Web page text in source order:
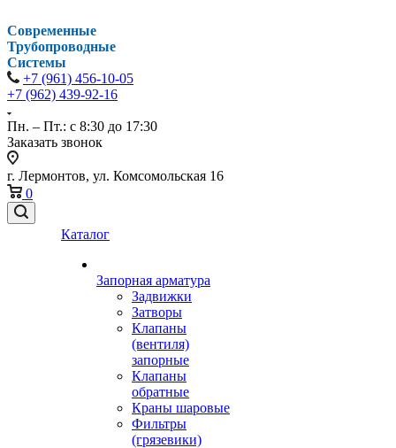
Современные
Трубопроводные
Системы
+7 (961) 456-10-05
+7 (962) 439-92-16
Пн. – Пт.: с 8:30 до 17:30
Заказать звонок
г. Лермонтов, ул. Комсомольская 16
0
Каталог
Запорная арматура
Задвижки
Затворы
Клапаны
(вентиля)
запорные
Клапаны
обратные
Краны шаровые
Фильтры
(грязевики)